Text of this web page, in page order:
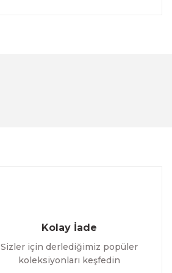
Kolay İade
Sizler için derlediğimiz popüler
koleksiyonları keşfedin